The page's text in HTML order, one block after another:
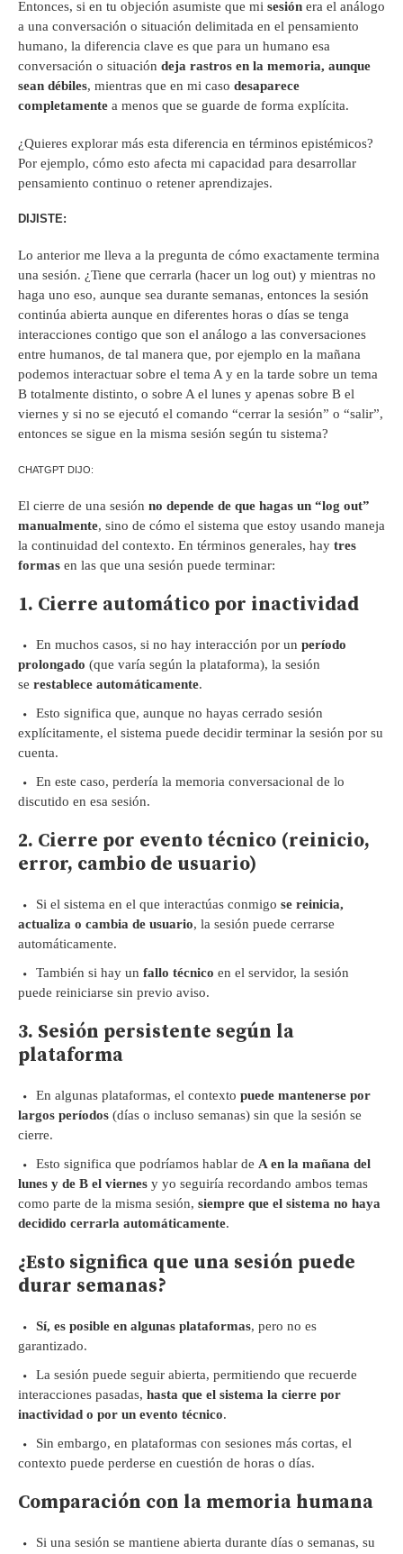
Entonces, si en tu objeción asumiste que mi sesión era el análogo
a una conversación o situación delimitada en el pensamiento
humano, la diferencia clave es que para un humano esa
conversación o situación deja rastros en la memoria, aunque
sean débiles, mientras que en mi caso desaparece
completamente a menos que se guarde de forma explícita.
¿Quieres explorar más esta diferencia en términos epistémicos?
Por ejemplo, cómo esto afecta mi capacidad para desarrollar
pensamiento continuo o retener aprendizajes.
DIJISTE:
Lo anterior me lleva a la pregunta de cómo exactamente termina
una sesión. ¿Tiene que cerrarla (hacer un log out) y mientras no
haga uno eso, aunque sea durante semanas, entonces la sesión
continúa abierta aunque en diferentes horas o días se tenga
interacciones contigo que son el análogo a las conversaciones
entre humanos, de tal manera que, por ejemplo en la mañana
podemos interactuar sobre el tema A y en la tarde sobre un tema
B totalmente distinto, o sobre A el lunes y apenas sobre B el
viernes y si no se ejecutó el comando “cerrar la sesión” o “salir”,
entonces se sigue en la misma sesión según tu sistema?
CHATGPT DIJO:
El cierre de una sesión no depende de que hagas un “log out”
manualmente, sino de cómo el sistema que estoy usando maneja
la continuidad del contexto. En términos generales, hay tres
formas en las que una sesión puede terminar:
1. Cierre automático por inactividad
En muchos casos, si no hay interacción por un período
prolongado (que varía según la plataforma), la sesión
se restablece automáticamente.
Esto significa que, aunque no hayas cerrado sesión
explícitamente, el sistema puede decidir terminar la sesión por su
cuenta.
En este caso, perdería la memoria conversacional de lo
discutido en esa sesión.
2. Cierre por evento técnico (reinicio,
error, cambio de usuario)
Si el sistema en el que interactúas conmigo se reinicia,
actualiza o cambia de usuario, la sesión puede cerrarse
automáticamente.
También si hay un fallo técnico en el servidor, la sesión
puede reiniciarse sin previo aviso.
3. Sesión persistente según la
plataforma
En algunas plataformas, el contexto puede mantenerse por
largos períodos (días o incluso semanas) sin que la sesión se
cierre.
Esto significa que podríamos hablar de A en la mañana del
lunes y de B el viernes y yo seguiría recordando ambos temas
como parte de la misma sesión, siempre que el sistema no haya
decidido cerrarla automáticamente.
¿Esto significa que una sesión puede
durar semanas?
Sí, es posible en algunas plataformas, pero no es
garantizado.
La sesión puede seguir abierta, permitiendo que recuerde
interacciones pasadas, hasta que el sistema la cierre por
inactividad o por un evento técnico.
Sin embargo, en plataformas con sesiones más cortas, el
contexto puede perderse en cuestión de horas o días.
Comparación con la memoria humana
Si una sesión se mantiene abierta durante días o semanas, su